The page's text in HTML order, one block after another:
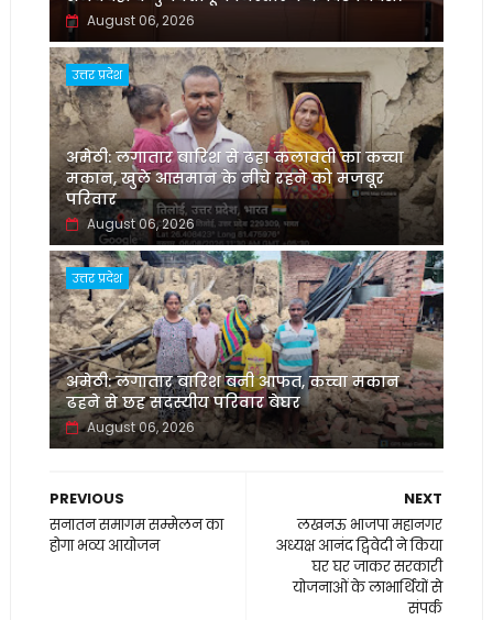
August 06, 2026
उत्तर प्रदेश
अमेठी: लगातार बारिश से ढहा कलावती का कच्चा
मकान, खुले आसमान के नीचे रहने को मजबूर
परिवार
August 06, 2026
उत्तर प्रदेश
अमेठी: लगातार बारिश बनी आफत, कच्चा मकान
ढहने से छह सदस्यीय परिवार बेघर
August 06, 2026
NEXT
लखनऊ भाजपा महानगर
अध्यक्ष आनंद द्विवेदी ने किया
घर घर जाकर सरकारी
योजनाओं के लाभार्थियों से
संपर्क
PREVIOUS
सनातन समागम सम्मेलन का
होगा भव्य आयोजन